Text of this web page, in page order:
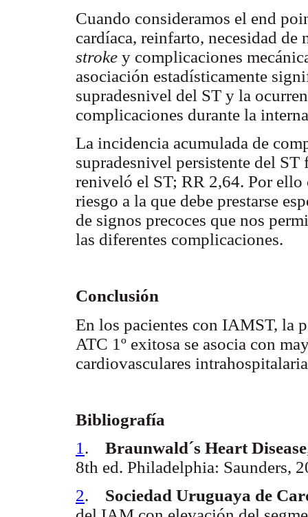
Cuando consideramos el end
cardíaca, reinfarto, necesidad
stroke y complicaciones
asociación estadísticamente
supradesnivel del ST y la
complicaciones durante la
La incidencia acumulada de
supradesnivel persistente del
reniveló el ST; RR 2,64. Por ello
riesgo a la que debe prestarse
de signos precoces que nos
las diferentes complicaciones.
Conclusión
En los pacientes con IAMST, la
ATC 1º exitosa se asocia con
cardiovasculares
Bibliografía
1 . Braunwald´s Heart Disease
8th ed. Philadelphia: Saunders,
2. Sociedad Uruguaya de